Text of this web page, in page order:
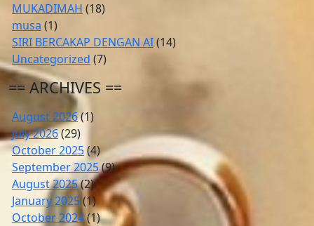
MUKADIMAH (18)
musa (1)
SIRI BERCAKAP DENGAN AI(14)
Uncategorized (7)
== ARCHIVES ==
August 2026(1)
July 2026(29)
October 2025(4)
September 2025(9)
August 2025(2)
January 2025(1)
October 2024(1)